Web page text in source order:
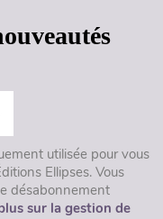
utilisée pour vous
Ellipses. Vous
désabonnement
sur la gestion de